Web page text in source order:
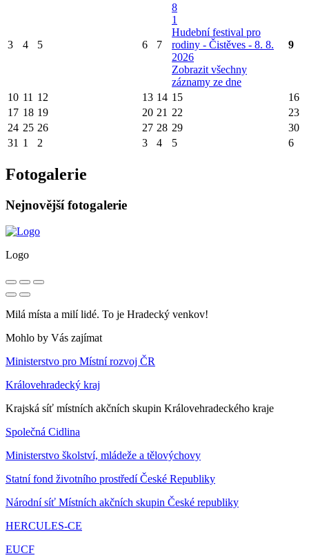
3 4 5 6 7
8
1
Hudební festival pro
rodiny - Čistěves - 8. 8.
2026
Zobrazit všechny
záznamy ze dne
9
10 11 12 13 14 15
16
17 18 19 20 21 22
23
24 25 26 27 28 29
30
31 1 2 3 4 5 6
Fotogalerie
Nejnovější fotogalerie
Logo
Milá místa a milí lidé. To je Hradecký venkov!
Mohlo by Vás zajímat
Ministerstvo pro Místní rozvoj ČR
Královehradecký kraj
Krajská síť místních akčních skupin Královehradeckého kraje
Společná Cidlina
Ministerstvo školství, mládeže a tělovýchovy
Statní fond životního prostředí České Republiky
Národní síť Místních akčních skupin České republiky
HERCULES-CE
EUCF